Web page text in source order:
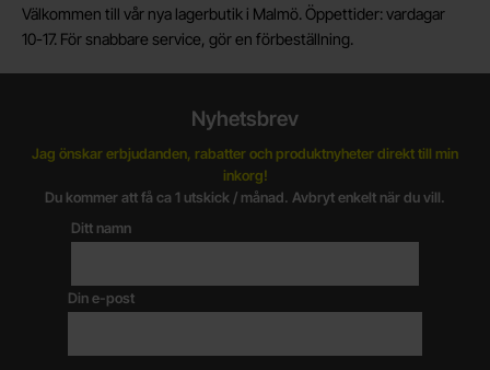
Välkommen till vår nya lagerbutik i Malmö. Öppettider: vardagar
10-17. För snabbare service, gör en förbeställning.
Nyhetsbrev
Jag önskar erbjudanden, rabatter och produktnyheter direkt till min
inkorg!
Du kommer att få ca 1 utskick / månad. Avbryt enkelt när du vill.
Ditt namn
Din e-post